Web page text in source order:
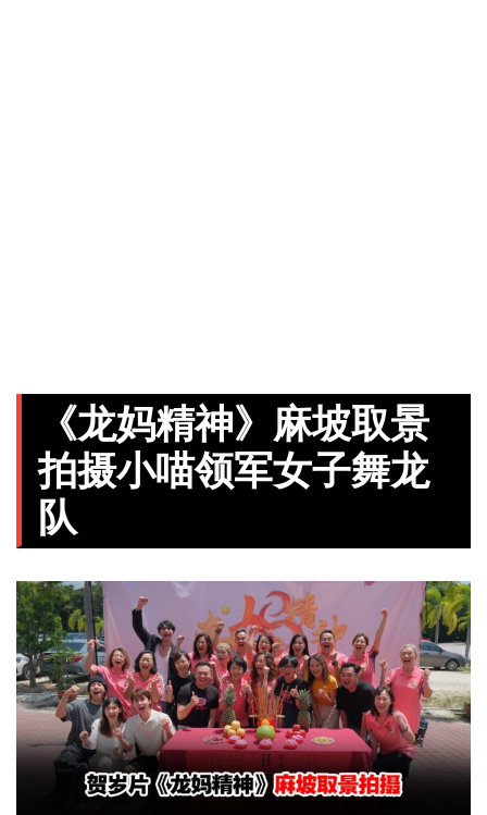
《龙妈精神》麻坡取景
拍摄小喵领军女子舞龙
队